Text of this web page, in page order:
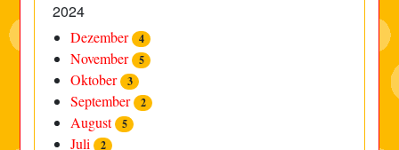
2024
Dezember 4
November 5
Oktober 3
September 2
August 5
Juli 2